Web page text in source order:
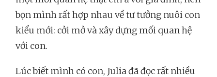
bọn mình rất hợp nhau về tư tưởng nuôi con
kiểu mới: cởi mở và xây dựng mối quan hệ
với con.
Lúc biết mình có con, Julia đã đọc rất nhiều